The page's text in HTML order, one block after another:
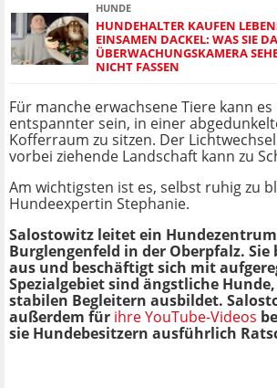
HUNDE
HUNDEHALTER KAUFEN
EINSAMEN DACKEL: WAS SIE
ÜBERWACHUNGSKAMERA
NICHT FASSEN
Für manche erwachsene Tiere kann
entspannter sein, in einer
Kofferraum zu sitzen. Der
vorbei ziehende Landschaft kann zu
Am wichtigsten ist es, selbst ruhig zu
Hundeexpertin Stephanie.
Salostowitz leitet ein
Burglengenfeld in der Oberpfalz. Sie
aus und beschäftigt sich mit
Spezialgebiet sind ängstliche
stabilen Begleitern ausbildet.
außerdem für ihre YouTube-Videos
sie Hundebesitzern ausführlich